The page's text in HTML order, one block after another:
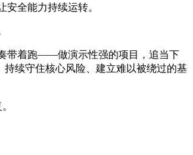
全能力持续运转。
带着跑——做演示性强的项目，追当下
续守住核心风险、建立难以被绕过的基